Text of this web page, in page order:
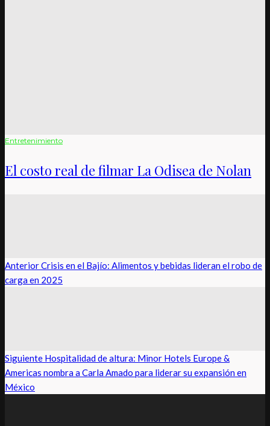
Entretenimiento
El costo real de filmar La Odisea de Nolan
AnteriorCrisis en el Bajío: Alimentos y bebidas lideran el robo de
carga en 2025
Siguiente Hospitalidad de altura: Minor Hotels Europe &
Americas nombra a Carla Amado para liderar su expansión en
México